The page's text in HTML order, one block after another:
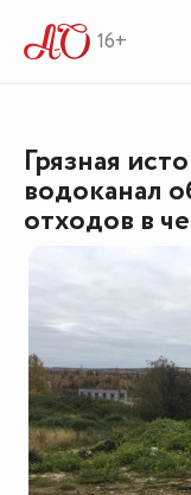
16+
Грязная
водоканал
отходов в